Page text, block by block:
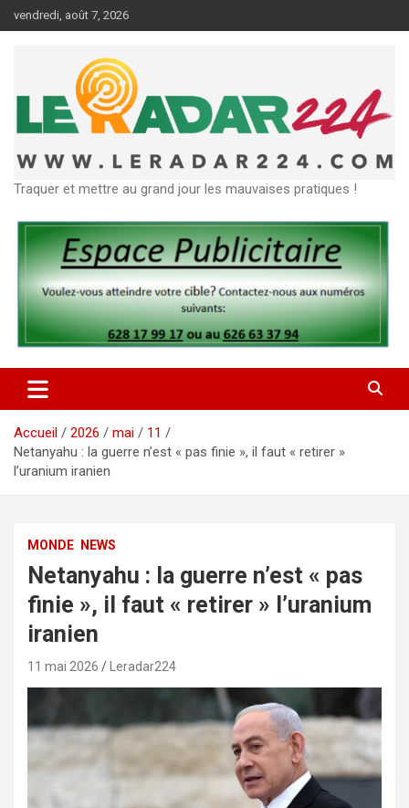
au
vendredi, août 7, 2026
Traquer et mettre au grand jour les mauvaises pratiques !
Accueil 2026 mai
11
Netanyahu : la guerre n’est « pas finie », il faut « retirer »
l’uranium iranien
MONDE NEWS
Netanyahu : la guerre n’est « pas
finie », il faut « retirer » l’uranium
iranien
11 mai 2026 Leradar224